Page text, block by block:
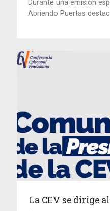
Durante una emisión
Abriendo Puertas
La CEV se dirige